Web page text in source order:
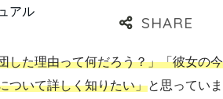
した理由って何だろう？」「彼女の今
ついて詳しく知りたい」と思っていま